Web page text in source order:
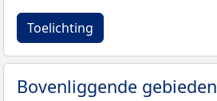
Toelichting
Bovenliggende gebieden